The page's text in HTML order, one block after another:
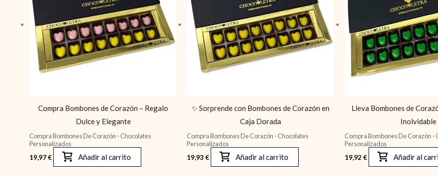
Compra Bombones de Corazón – Regalo
Dulce y Elegante
Compra Bombones De Corazón - Chocolates
Personalizados
19,97€ Añadir al carrito
✨ Sorprende con Bombones de Corazón en
Caja Dorada
Compra Bombones De Corazón - Chocolates
Personalizados
19,93€ Añadir al carrito
Lleva Bombones de
Inolvidable
Compra Bombones De Corazón -
Personalizados
19,92 € Añadir al